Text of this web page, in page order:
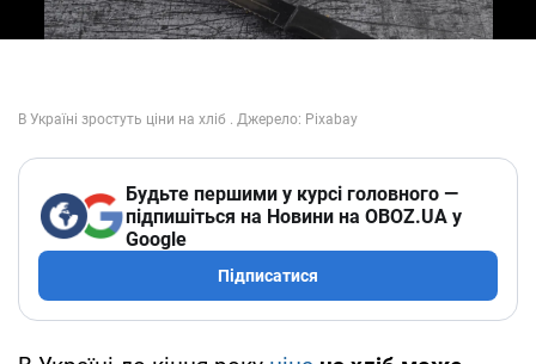
Будьте першими у курсі головного —
підпишіться на Новини на OBOZ.UA у
Google
Підписатися